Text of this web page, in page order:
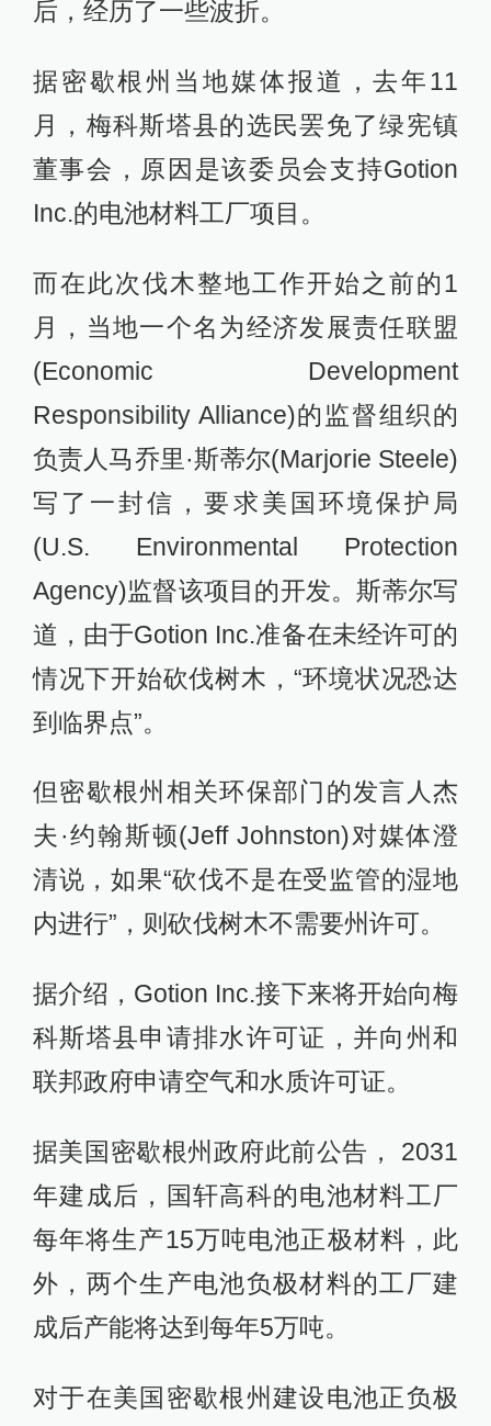
后，经历了一些波折。
据密歇根州当地媒体报道，去年11
月，梅科斯塔县的选民罢免了绿宪镇
董事会，原因是该委员会支持Gotion
Inc.的电池材料工厂项目。
而在此次伐木整地工作开始之前的1
月，当地一个名为经济发展责任联盟
(Economic Development
Responsibility Alliance)的监督组织的
负责人马乔里·斯蒂尔(Marjorie Steele)
写了一封信，要求美国环境保护局
(U.S. Environmental Protection
Agency)监督该项目的开发。斯蒂尔写
道，由于Gotion Inc.准备在未经许可的
情况下开始砍伐树木，“环境状况恐达
到临界点”。
但密歇根州相关环保部门的发言人杰
夫·约翰斯顿(Jeff Johnston)对媒体澄
清说，如果“砍伐不是在受监管的湿地
内进行”，则砍伐树木不需要州许可。
据介绍，Gotion Inc.接下来将开始向梅
科斯塔县申请排水许可证，并向州和
联邦政府申请空气和水质许可证。
据美国密歇根州政府此前公告， 2031
年建成后，国轩高科的电池材料工厂
每年将生产15万吨电池正极材料，此
外，两个生产电池负极材料的工厂建
成后产能将达到每年5万吨。
对于在美国密歇根州建设电池正负极